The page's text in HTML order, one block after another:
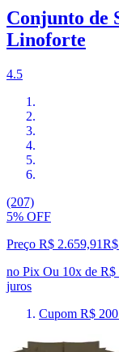
Conjunto de
Linoforte
4.5
(207)
5% OFF
Preço R$ 2.659,91R$
no Pix Ou 10x de R$
juros
Cupom R$